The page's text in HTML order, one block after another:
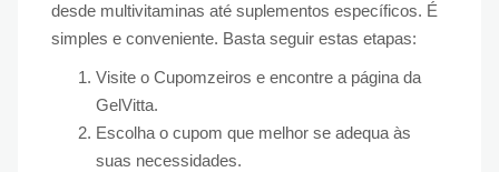
desde multivitaminas até suplementos específicos. É
simples e conveniente. Basta seguir estas etapas:
Visite o Cupomzeiros e encontre a página da
GelVitta.
Escolha o cupom que melhor se adequa às
suas necessidades.